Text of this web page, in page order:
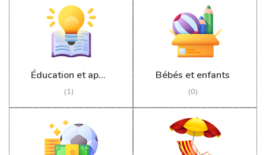
Éducation et apprentissage
(1)
Bébés et enfants
(0)